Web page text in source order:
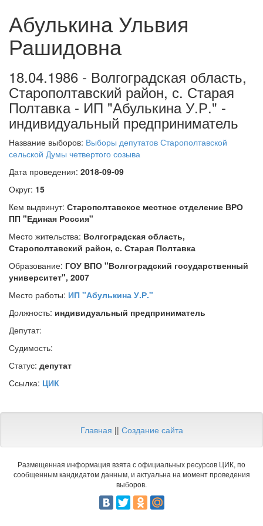
Абулькина Ульвия
Рашидовна
18.04.1986 - Волгоградская область,
Старополтавский район, с. Старая
Полтавка - ИП "Абулькина У.Р." -
индивидуальный предприниматель
Название выборов: Выборы депутатов Старополтавской
сельской Думы четвертого созыва
Дата проведения: 2018-09-09
Округ: 15
Кем выдвинут: Старополтавское местное отделение ВРО
ПП "Единая Россия"
Место жительства: Волгоградская область,
Старополтавский район, с. Старая Полтавка
Образование: ГОУ ВПО "Волгоградский государственный
университет", 2007
Место работы: ИП "Абулькина У.Р."
Должность: индивидуальный предприниматель
Депутат:
Судимость:
Статус: депутат
Ссылка: ЦИК
Главная || Создание сайта
Размещенная информация взята с официальных ресурсов ЦИК, по
сообщенным кандидатом данным, и актуальна на момент проведения
выборов.